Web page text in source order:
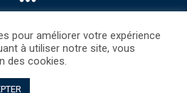
rights
pour améliorer votre expérience
à utiliser notre site, vous
des cookies.